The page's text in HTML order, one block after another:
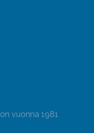
on vuonna 1981